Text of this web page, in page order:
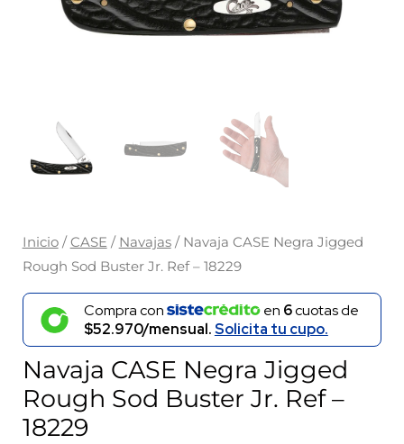
Inicio/ CASE / Navajas/ Navaja CASE Negra Jigged
Rough Sod Buster Jr. Ref – 18229
Compra con en 6cuotas de
$52.970/mensual.Solicita tu cupo.
Navaja CASE Negra Jigged
Rough Sod Buster Jr. Ref –
18229